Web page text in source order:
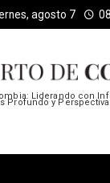
agosto 7
Liderando con
Profundo y